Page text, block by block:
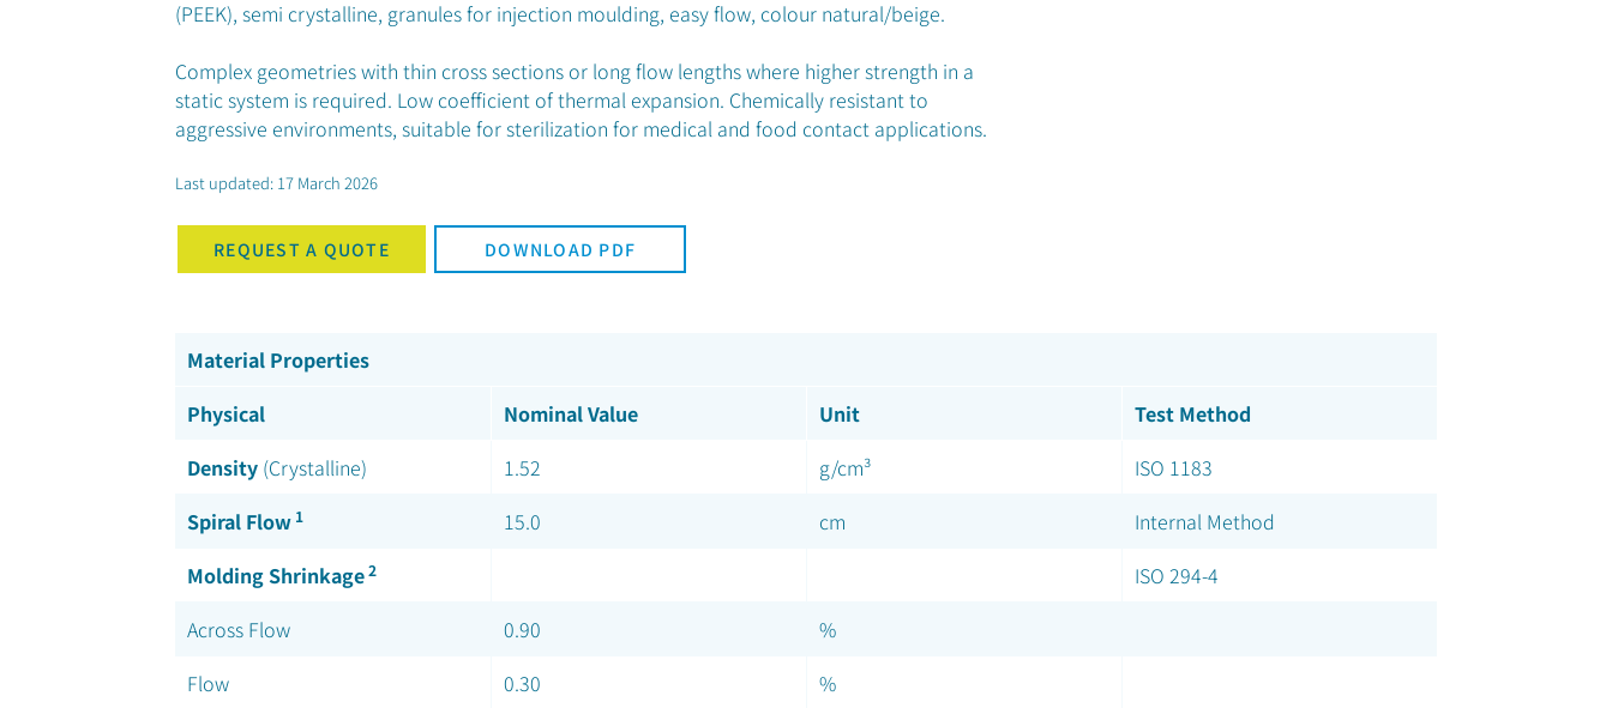
(PEEK), semi crystalline, granules for injection moulding, easy flow, colour natural/beige.
Complex geometries with thin cross sections or long flow lengths where higher strength in a
static system is required. Low coefficient of thermal expansion. Chemically resistant to
aggressive environments, suitable for sterilization for medical and food contact applications.
Last updated: 17 March 2026
REQUEST A QUOTE DOWNLOAD PDF
Material Properties
Physical
Nominal Value Unit
Test Method
Density(Crystalline) 1.52 g/cm³
ISO 1183
Spiral Flow 1 15.0 cm
Internal Method
Molding Shrinkage 2
ISO 294-4
Across Flow
0.90
%
Flow
0.30
%